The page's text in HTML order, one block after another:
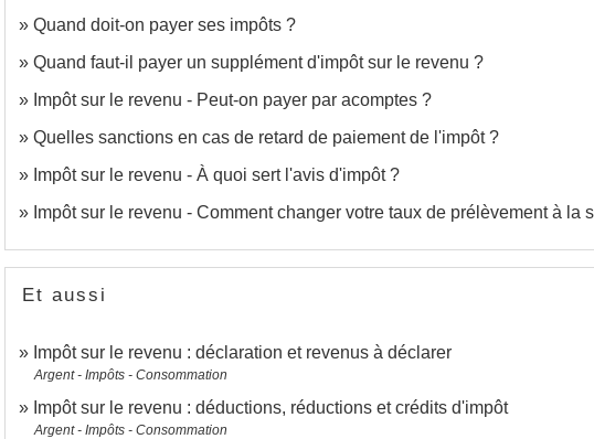
Quand doit-on payer ses impôts ?
Quand faut-il payer un supplément d'impôt sur le revenu ?
Impôt sur le revenu - Peut-on payer par acomptes ?
Quelles sanctions en cas de retard de paiement de l'impôt ?
Impôt sur le revenu - À quoi sert l'avis d'impôt ?
Impôt sur le revenu - Comment changer votre taux de prélèvement à la
Et aussi
Impôt sur le revenu : déclaration et revenus à déclarer
Argent - Impôts - Consommation
Impôt sur le revenu : déductions, réductions et crédits d'impôt
Argent - Impôts - Consommation